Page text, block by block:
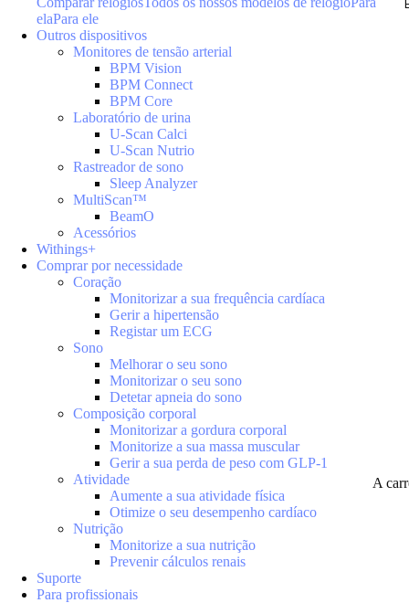
A
elaPara ele
Outros dispositivos
Monitores de tensão arterial
BPM Vision
BPM Connect
BPM Core
Laboratório de urina
U-Scan Calci
U-Scan Nutrio
Rastreador de sono
Sleep Analyzer
MultiScan™
BeamO
Acessórios
Withings+
Comprar por necessidade
Coração
Monitorizar a sua frequência cardíaca
Gerir a hipertensão
Registar um ECG
Sono
Melhorar o seu sono
Monitorizar o seu sono
Detetar apneia do sono
Composição corporal
Monitorizar a gordura corporal
Monitorize a sua massa muscular
Gerir a sua perda de peso com GLP-1
Atividade
Aumente a sua atividade física
Otimize o seu desempenho cardíaco
Nutrição
Monitorize a sua nutrição
Prevenir cálculos renais
Suporte
Para profissionais